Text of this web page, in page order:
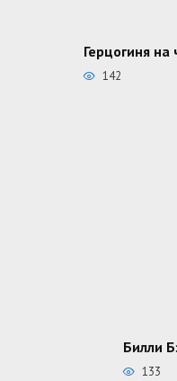
Герцогиня
142
Билли
133